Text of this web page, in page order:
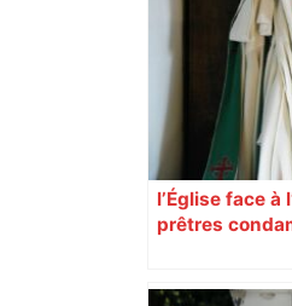
l’Église face à
prêtres